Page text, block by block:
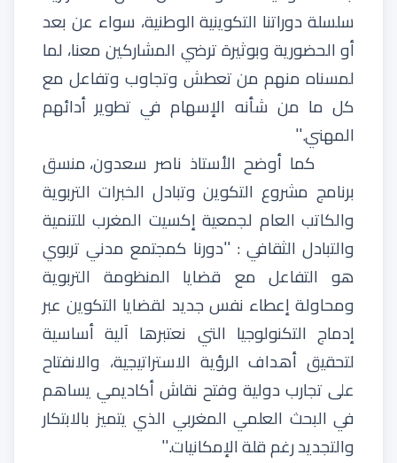
سلسلةدوراتنا التكوينيةالوطنية، سواء عن بعد
أوالحضوريةوبوثيرةترضي المشاركينمعنا، لما
لمسناه منهم منتعطش وتجاوب وتفاعل مع
كل ما من شأنه الإسهام في تطوير أدائهم
المهني.''
كما أوضح الأستاذ ناصر سعدون،منسق
برنامج مشروع التكوين وتبادل الخبرات التربوية
والكاتب العام لجمعية إكسيت المغرب للتنمية
والتبادل الثقافي :
''دورنا كمجتمع مدني تربوي
هو التفاعل مع قضايا المنظومة التربوية
ومحاولة إعطاء نفسجديد لقضايا التكوين عبر
إدماج التكنولوجيا التي نعتبرها آلية أساسية
لتحقيق أهداف الرؤية الاستراتيجية، والانفتاح
علىتجاربدولية وفتح نقاشأكاديمييساهم
في البحث العلمي المغربي الذي يتميز بالابتكار
والتجديدرغمقلةالإمكانيات.''